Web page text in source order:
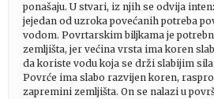
ponašaju. U stvari, iz njih se odvija
jejedan od uzroka povećanih potreba
vodom. Povrtarskim biljkama je
zemljišta, jer većina vrsta ima koren
da koriste vodu koja se drži slabijim
Povrće ima slabo razvijen koren,
zapremini zemljišta. On se nalazi u